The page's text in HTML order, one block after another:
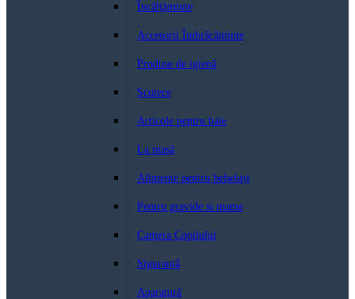
Încălțăminte
Accesorii Îmbrăcăminte
Produse de igienă
Scutece
Articole pentru baie
La masă
Alimente pentru bebeluși
Pentru gravide si mame
Camera Copilului
Siguranță
Aparatură